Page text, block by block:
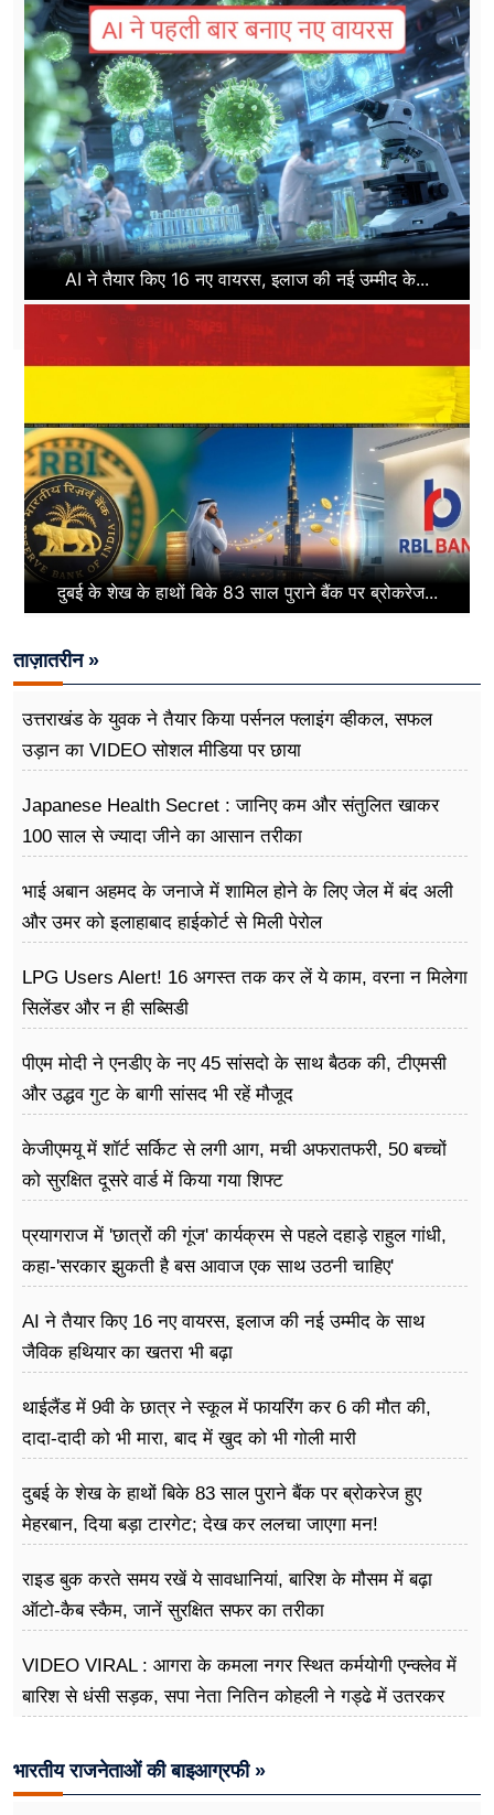
AI ने तैयार किए 16 नए वायरस, इलाज की नई उम्मीद के...
दुबई के शेख के हाथों बिके 83 साल पुराने बैंक पर ब्रोकरेज...
ताज़ातरीन »
उत्तराखंड के युवक ने तैयार किया पर्सनल फ्लाइंग व्हीकल, सफल
उड़ान का VIDEO सोशल मीडिया पर छाया
Japanese Health Secret : जानिए कम और संतुलित खाकर
100 साल से ज्यादा जीने का आसान तरीका
भाई अबान अहमद के जनाजे में शामिल होने के लिए जेल में बंद अली
और उमर को इलाहाबाद हाईकोर्ट से मिली पेरोल
LPG Users Alert! 16 अगस्त तक कर लें ये काम, वरना न मिलेगा
सिलेंडर और न ही सब्सिडी
पीएम मोदी ने एनडीए के नए 45 सांसदो के साथ बैठक की, टीएमसी
और उद्धव गुट के बागी सांसद भी रहें मौजूद
केजीएमयू में शॉर्ट सर्किट से लगी आग, मची अफरातफरी, 50 बच्चों
को सुरक्षित दूसरे वार्ड में किया गया शिफ्ट
प्रयागराज में 'छात्रों की गूंज' कार्यक्रम से पहले दहाड़े राहुल गांधी,
कहा-'सरकार झुकती है बस आवाज एक साथ उठनी चाहिए'
AI ने तैयार किए 16 नए वायरस, इलाज की नई उम्मीद के साथ
जैविक हथियार का खतरा भी बढ़ा
थाईलैंड में 9वी के छात्र ने स्कूल में फायरिंग कर 6 की मौत की,
दादा-दादी को भी मारा, बाद में खुद को भी गोली मारी
दुबई के शेख के हाथों बिके 83 साल पुराने बैंक पर ब्रोकरेज हुए
मेहरबान, दिया बड़ा टारगेट; देख कर ललचा जाएगा मन!
राइड बुक करते समय रखें ये सावधानियां, बारिश के मौसम में बढ़ा
ऑटो-कैब स्कैम, जानें सुरक्षित सफर का तरीका
VIDEO VIRAL : आगरा के कमला नगर स्थित कर्मयोगी एन्क्लेव में
बारिश से धंसी सड़क, सपा नेता नितिन कोहली ने गड्ढे में उतरकर
भारतीय राजनेताओं की बाइआग्रफी »